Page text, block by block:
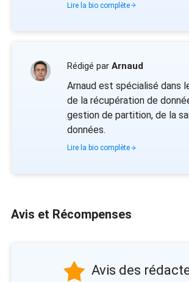
Lire la bio complète
Rédigé par Arnaud
Arnaud est spécialisé dans
de la récupération de
gestion de partition, de la
données.
Lire la bio complète
Avis et Récompenses
 Avis des